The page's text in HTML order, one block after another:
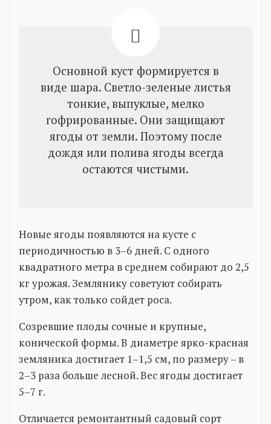
Основной куст формируется в
виде шара. Светло-зеленые листья
тонкие, выпуклые, мелко
гофрированные. Они защищают
ягоды от земли. Поэтому после
дождя или полива ягоды всегда
остаются чистыми.
Новые ягоды появляются на кусте с
периодичностью в 3–6 дней. С одного
квадратного метра в среднем собирают до 2,5
кг урожая. Землянику советуют собирать
утром, как только сойдет роса.
Созревшие плоды сочные и крупные,
конической формы. В диаметре ярко-красная
земляника достигает 1–1,5 см, по размеру – в
2–3 раза больше лесной. Вес ягоды достигает
5–7 г.
Отличается ремонтантный садовый сорт